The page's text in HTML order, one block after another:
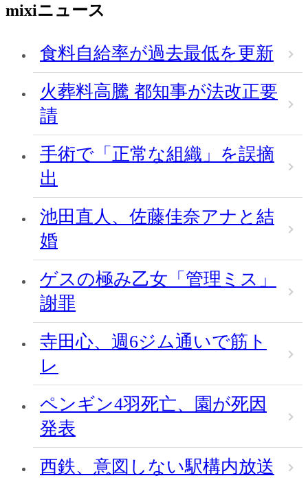
mixiニュース
食料自給率が過去最低を更新
火葬料高騰 都知事が法改正要
請
手術で「正常な組織」を誤摘
出
池田直人、佐藤佳奈アナと結
婚
ゲスの極み乙女「管理ミス」
謝罪
寺田心、週6ジム通いで筋ト
レ
ペンギン4羽死亡、園が死因
発表
西鉄、意図しない駅構内放送